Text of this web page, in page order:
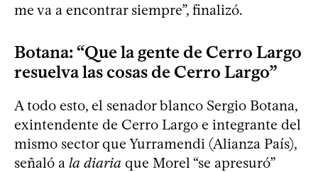
me va a encontrar siempre”, finalizó.
Botana: “Que la gente de Cerro Largo
resuelva las cosas de Cerro Largo”
A todo esto, el senador blanco Sergio Botana,
exintendente de Cerro Largo e integrante del
mismo sector que Yurramendi (Alianza País),
señaló a la diaria que Morel “se apresuró”